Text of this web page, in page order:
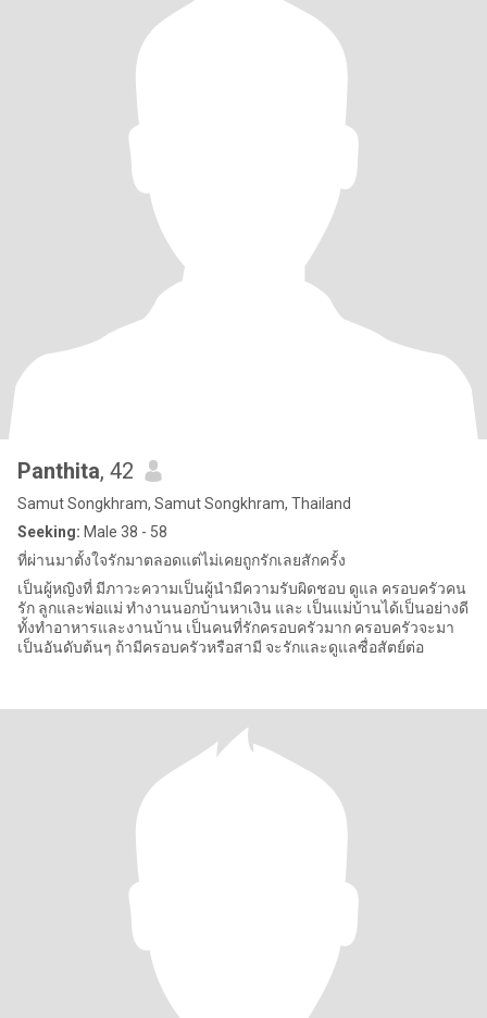
Panthita, 42
Samut Songkhram, Samut Songkhram, Thailand
Seeking: Male 38 - 58
ที่ผ่านมาตั้งใจรักมาตลอดแต่ไม่เคยถูกรักเลยสักครั้ง
เป็นผู้หญิงที่ มีภาวะความเป็นผู้นำมีความรับผิดชอบ ดูแล ครอบครัวคน
รัก ลูกและพ่อแม่ ทำงานนอกบ้านหาเงิน และ เป็นแม่บ้านได้เป็นอย่างดี
ทั้งทำอาหารและงานบ้าน เป็นคนที่รักครอบครัวมาก ครอบครัวจะมา
เป็นอันดับต้นๆ ถ้ามีครอบครัวหรือสามี จะรักและดูแลซื่อสัตย์ต่อ